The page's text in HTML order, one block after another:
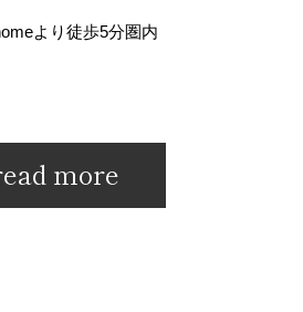
より徒歩5分圏内
more